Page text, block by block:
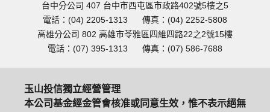
台中分公司 407 台中市西屯區市政路402號5樓之5
電話：(04) 2205-1313
傳真：(04) 2252-5808
高雄分公司 802 高雄市苓雅區四維四路22之2號15樓
電話：(07) 395-1313
傳真：(07) 586-7688
玉山投信獨立經營管理
本公司基金經金管會核准或同意生效，惟不表示絕無